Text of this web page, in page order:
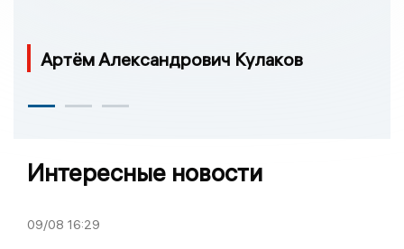
Артём Александрович Кулаков
Интересные новости
09/08 16:29